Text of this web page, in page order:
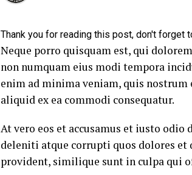
Thank you for reading this post, don't forget
Neque porro quisquam est, qui
non numquam eius modi tempora
enim ad minima veniam, quis
aliquid ex ea commodi consequatur.
At vero eos et accusamus et iusto
deleniti atque corrupti quos dolores
provident, similique sunt in culpa qui